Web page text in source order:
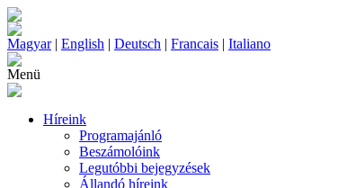
Magyar| English | Deutsch | Francais | Italiano
Menü
Híreink
Programajánló
Beszámolóink
Legutóbbi bejegyzések
Állandó híreink